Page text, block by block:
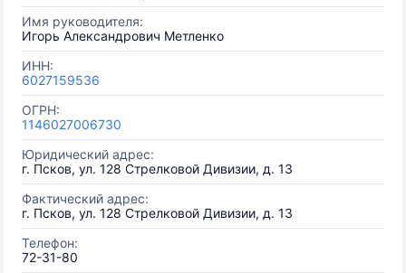
Имя руководителя:
Игорь Александрович Метленко
ИНН:
6027159536
ОГРН:
1146027006730
Юридический адрес:
г. Псков, ул. 128 Стрелковой Дивизии, д. 13
Фактический адрес:
г. Псков, ул. 128 Стрелковой Дивизии, д. 13
Телефон:
72-31-80